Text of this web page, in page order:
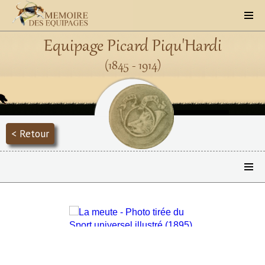
Equipage Picard Piqu'Hardi
(1845 - 1914)
< Retour